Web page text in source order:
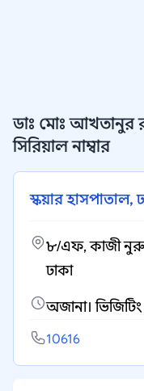
ডাঃ মোঃ আখতানুর
সিরিয়াল নাম্বার
স্কয়ার হাসপাতাল,
৮/এফ, কাজী
ঢাকা
অজানা।
10616